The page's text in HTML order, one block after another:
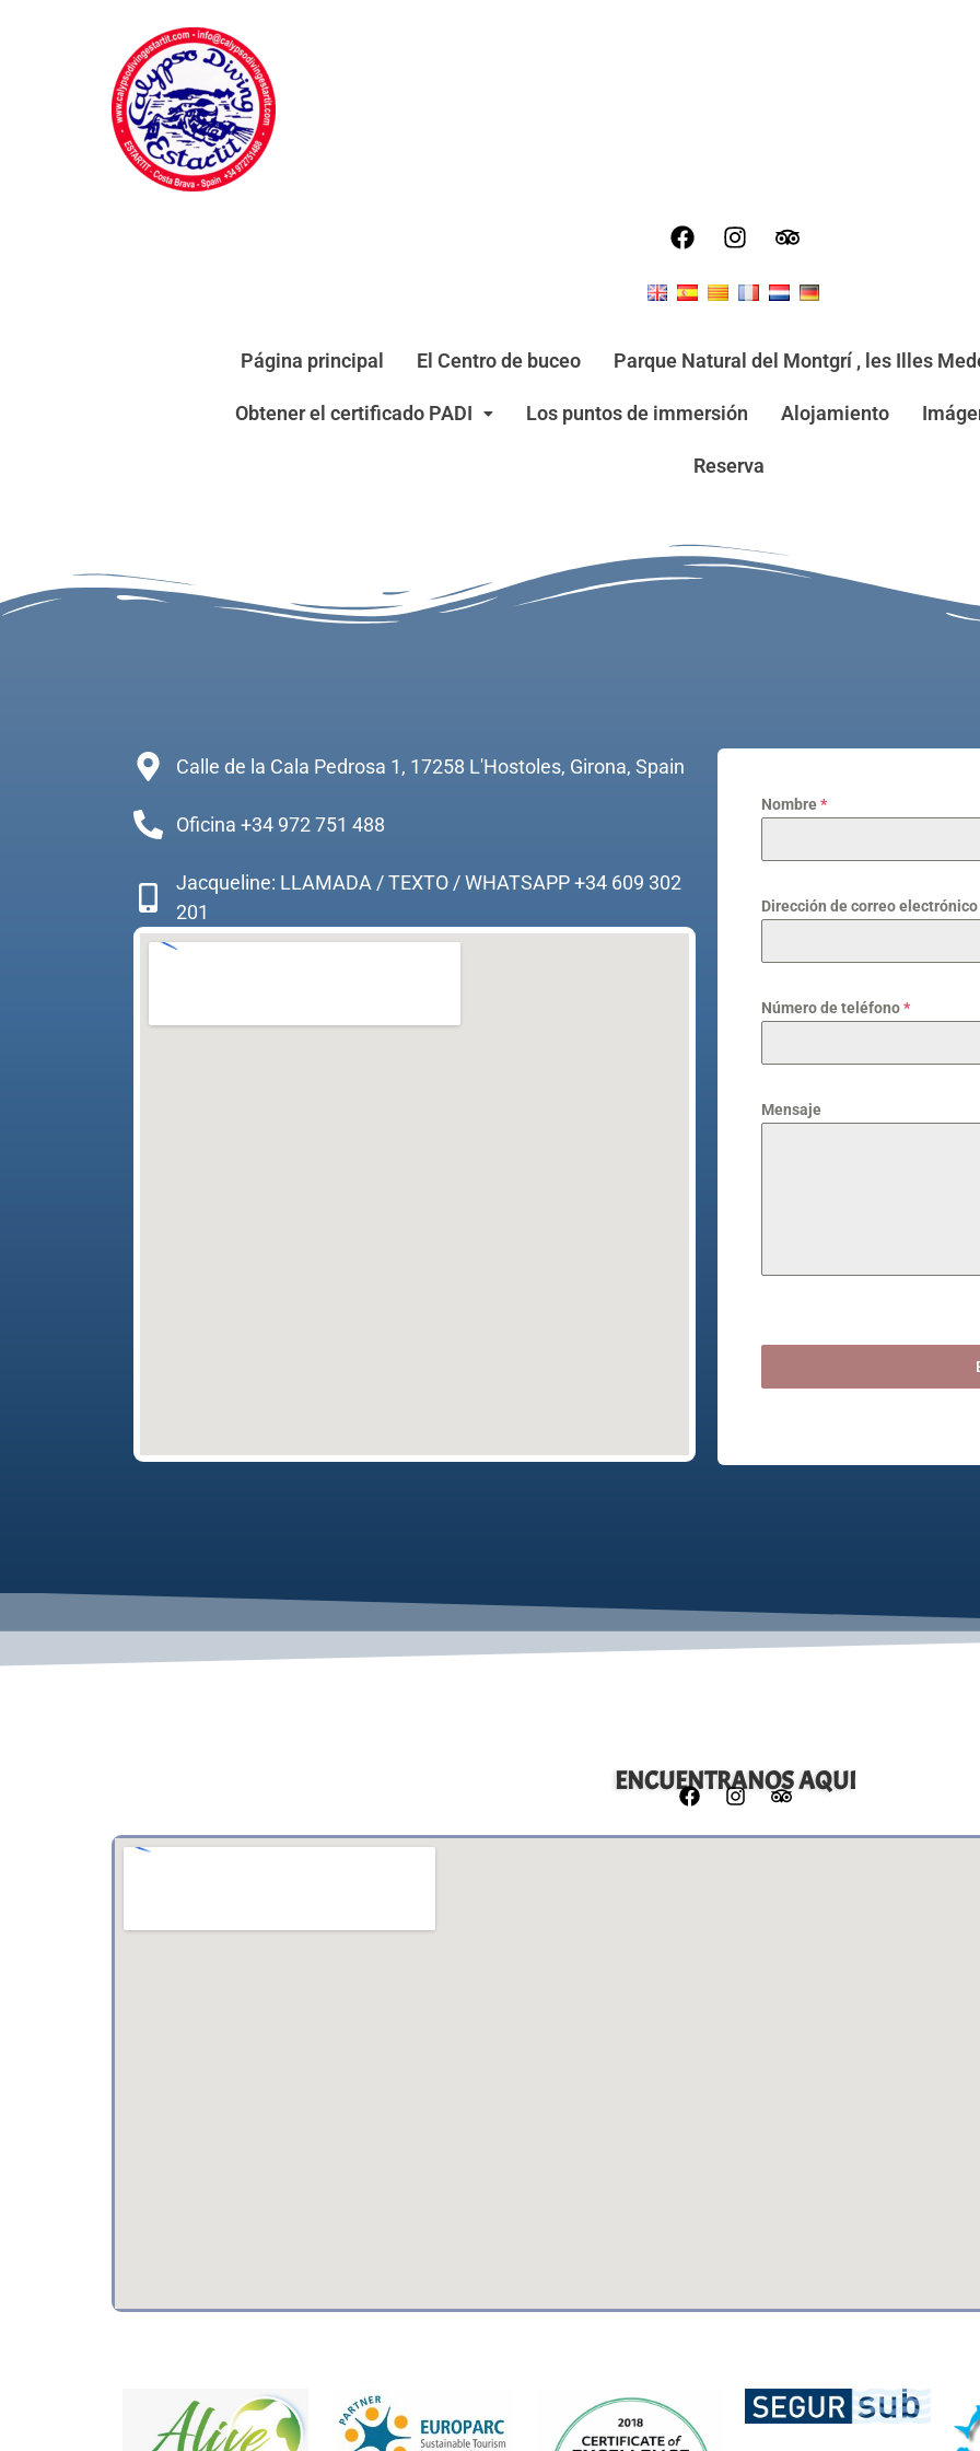
Página principal El Centro de buceo Parque Natural del Montgrí , les Illes
Obtener el certificado PADI Los puntos de immersión Alojamiento
Reserva
Calle de la Cala Pedrosa 1, 17258 L'Hostoles, Girona, Spain
Oficina +34 972 751 488
Jacqueline: LLAMADA / TEXTO / WHATSAPP +34 609 302
201
Nombre*
Dirección de correo
Número de teléfono*
Mensaje
ENCUENTRANOS AQUI